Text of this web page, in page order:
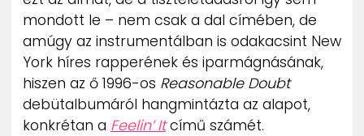
mondott le – nem csak a dal címében, de
amúgy az instrumentálban is odakacsint New
York híres rapperének és iparmágnásának,
hiszen az ő 1996-os Reasonable Doubt
debütalbumáról hangmintázta az alapot,
konkrétan a Feelin’ Itcímű számét.